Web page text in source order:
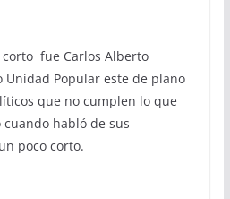
fue Carlos Alberto
Unidad Popular este de plano
que no cumplen lo que
habló de sus
poco corto.